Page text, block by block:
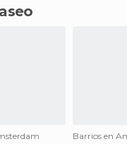
Barrios en